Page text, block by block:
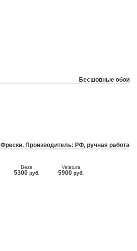
Бесшовные обои
Фрески. Производитель: РФ, ручная работа
Beze
5300 руб.
Velatura
5900 руб.